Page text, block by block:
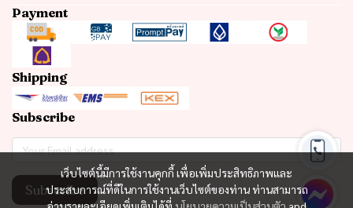
เว็บไซต์นี้มีการใช้งานคุกกี้ เพื่อเพิ่มประสิทธิภาพและ
ประสบการณ์ที่ดีในการใช้งานเว็บไซต์ของท่าน ท่านสามารถ
Payment
Shipping
Subscribe
Subscribe